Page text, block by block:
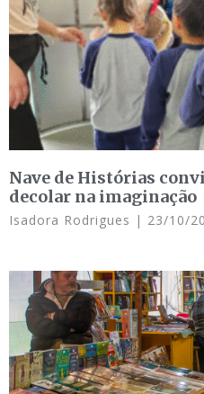
Nave de Histórias
decolar na imaginação
Isadora Rodrigues 23/10/